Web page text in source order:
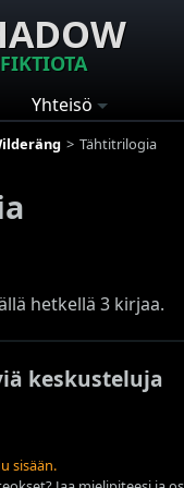
Yhteisö
Tähtitrilogia
hetkellä 3 kirjaa.
keskusteluja
sisään.